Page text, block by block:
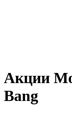
Акции
Bang